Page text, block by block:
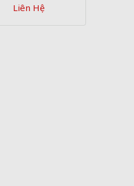
Liên Hệ